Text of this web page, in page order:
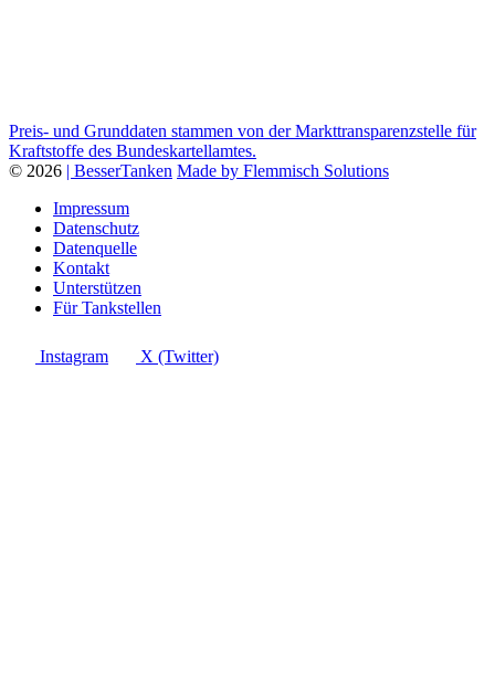
Preis- und Grunddaten stammen von der Markttransparenzstelle für
Kraftstoffe des Bundeskartellamtes.
© 2026 | BesserTanken Made by Flemmisch Solutions
Impressum
Datenschutz
Datenquelle
Kontakt
Unterstützen
Für Tankstellen
Instagram X (Twitter)